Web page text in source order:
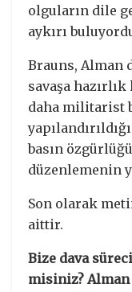
olguların dile
aykırı
Brauns, Alman
savaşa
daha militarist
basın
düzenlemenin
Son olarak
aittir.
Bize dava
misiniz? Alman